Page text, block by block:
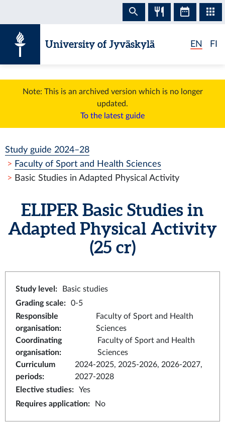
University of Jyväskylä EN FI
Note: This is an archived version which is no longer
updated.
To the latest guide
Study guide 2024–28
Faculty of Sport and Health Sciences
Basic Studies in Adapted Physical Activity
ELIPER Basic Studies in
Adapted Physical Activity
(25 cr)
Study level :
Basic studies
Grading scale:
0-5
Responsible
organisation:
Faculty of Sport and Health
Sciences
Coordinating
organisation:
Faculty of Sport and Health
Sciences
Curriculum
periods:
2024-2025, 2025-2026, 2026-2027,
2027-2028
Elective studies:
Yes
Requires application: No